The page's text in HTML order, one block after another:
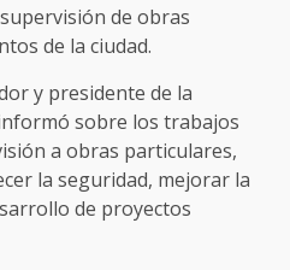
de obras
de la ciudad.
y presidente de la
sobre los trabajos
a obras particulares,
la seguridad, mejorar la
de proyectos